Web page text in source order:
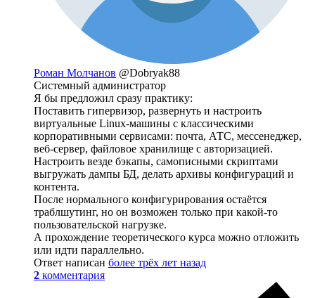
Роман Молчанов @Dobryak88
Системный администратор
Я бы предложил сразу практику:
Поставить гипервизор, развернуть и настроить
виртуальные Linux-машины с классическими
корпоративными сервисами: почта, АТС, мессенеджер,
веб-сервер, файловое хранилище с авторизацией.
Настроить везде бэкапы, самописными скриптами
выгружать дампы БД, делать архивы конфигураций и
контента.
После нормального конфигурирования остаётся
траблшутинг, но он возможен только при какой-то
пользовательской нагрузке.
А прохождение теоретического курса можно отложить
или идти параллельно.
Ответ написан более трёх лет назад
2 комментария